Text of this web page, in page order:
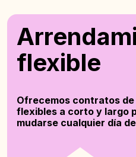
flexible
Ofrecemos contratos
flexibles a corto y largo
mudarse cualquier día